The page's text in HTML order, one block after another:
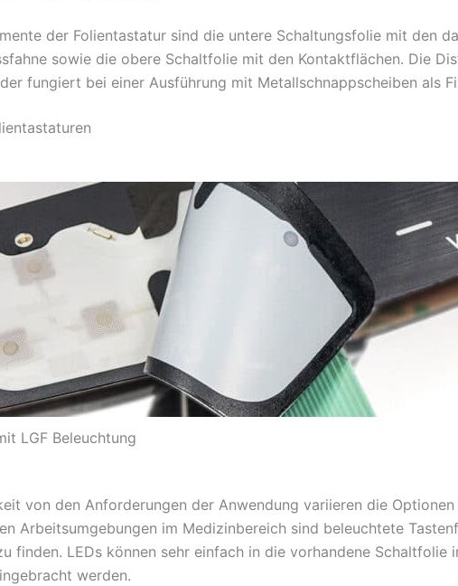
der Folientastatur sind die untere Schaltungsfolie mit den
sowie die obere Schaltfolie mit den Kontaktflächen. Die
fungiert bei einer Ausführung mit Metallschnappscheiben als
LGF Beleuchtung
von den Anforderungen der Anwendung variieren die
Arbeitsumgebungen im Medizinbereich sind beleuchtete
finden. LEDs können sehr einfach in die vorhandene
werden.